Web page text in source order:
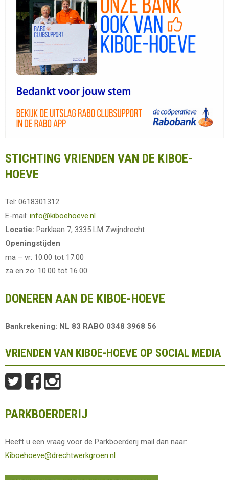
STICHTING VRIENDEN VAN DE KIBOE-
HOEVE
Tel: 0618301312
E-mail: info@kiboehoeve.nl
Locatie: Parklaan 7, 3335 LM Zwijndrecht
Openingstijden
ma – vr: 10.00 tot 17.00
za en zo: 10.00 tot 16.00
DONEREN AAN DE KIBOE-HOEVE
Bankrekening: NL 83 RABO 0348 3968 56
VRIENDEN VAN KIBOE-HOEVE OP SOCIAL MEDIA
PARKBOERDERIJ
Heeft u een vraag voor de Parkboerderij mail dan naar:
Kiboehoeve@drechtwerkgroen.nl